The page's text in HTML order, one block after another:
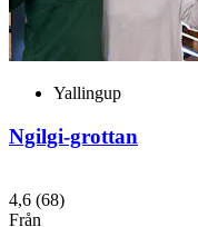
Yallingup
Ngilgi-grottan
4,6 (68)
Från